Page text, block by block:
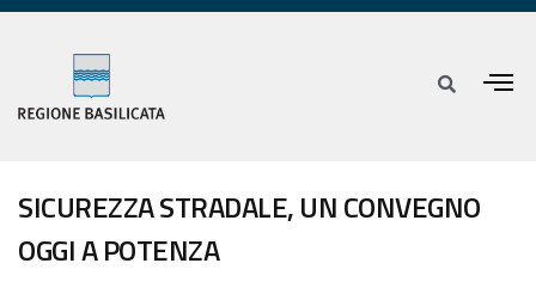
SICUREZZA STRADALE, UN CONVEGNO
OGGI A POTENZA